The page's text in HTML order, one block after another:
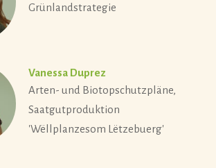
Grünlandstrategie
Vanessa Duprez
Arten- und Biotopschutzpläne,
Saatgutproduktion
'Wëllplanzesom Lëtzebuerg'